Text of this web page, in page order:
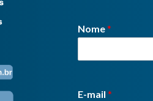
Nome*
E-mail *